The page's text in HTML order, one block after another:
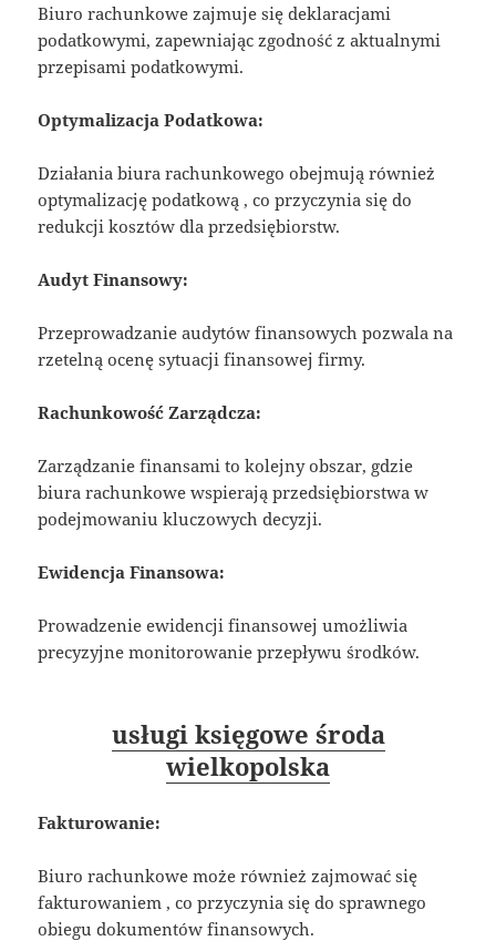
Biuro rachunkowe zajmuje się deklaracjami
podatkowymi, zapewniając zgodność z aktualnymi
przepisami podatkowymi.
Optymalizacja Podatkowa:
Działania biura rachunkowego obejmują również
optymalizację podatkową , co przyczynia się do
redukcji kosztów dla przedsiębiorstw.
Audyt Finansowy:
Przeprowadzanie audytów finansowych pozwala na
rzetelną ocenę sytuacji finansowej firmy.
Rachunkowość Zarządcza:
Zarządzanie finansami to kolejny obszar, gdzie
biura rachunkowe wspierają przedsiębiorstwa w
podejmowaniu kluczowych decyzji.
Ewidencja Finansowa:
Prowadzenie ewidencji finansowej umożliwia
precyzyjne monitorowanie przepływu środków.
usługi księgowe środa
wielkopolska
Fakturowanie:
Biuro rachunkowe może również zajmować się
fakturowaniem , co przyczynia się do sprawnego
obiegu dokumentów finansowych.